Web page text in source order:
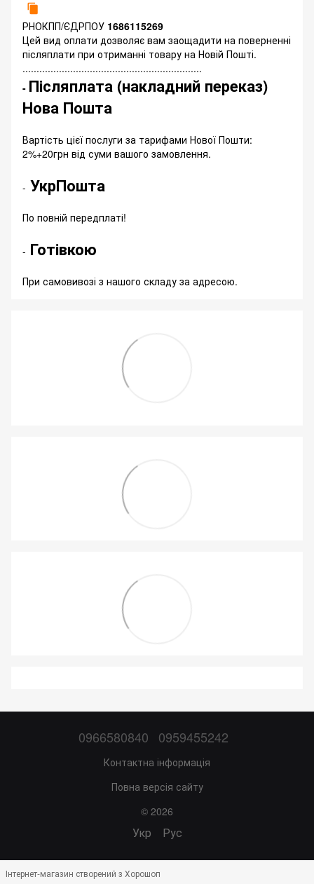
РНОКПП/ЄДРПОУ 1686115269
Цей вид оплати дозволяє вам заощадити на поверненні
післяплати при отриманні товару на Новій Пошті.
................................................................
- Післяплата (накладний переказ)
Нова Пошта
Вартість цієї послуги за тарифами Нової Пошти:
2%+20грн від суми вашого замовлення.
- УкрПошта
По повній передплаті!
- Готівкою
При самовивозі з нашого складу за адресою.
0966580840 0959455242
Контактна інформація
Повна версія сайту
© 2026
Укр Рус
Інтернет-магазин створений з Хорошоп